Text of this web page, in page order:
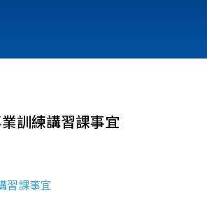
訓練講習課事宜
習課事宜